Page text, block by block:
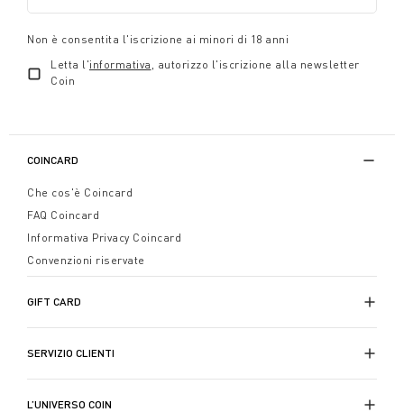
Non è consentita l'iscrizione ai minori di 18 anni
Letta l'informativa , autorizzo l'iscrizione alla newsletter
Coin
COINCARD
Che cos'è Coincard
FAQ Coincard
Informativa Privacy Coincard
Convenzioni riservate
GIFT CARD
SERVIZIO CLIENTI
L’UNIVERSO COIN